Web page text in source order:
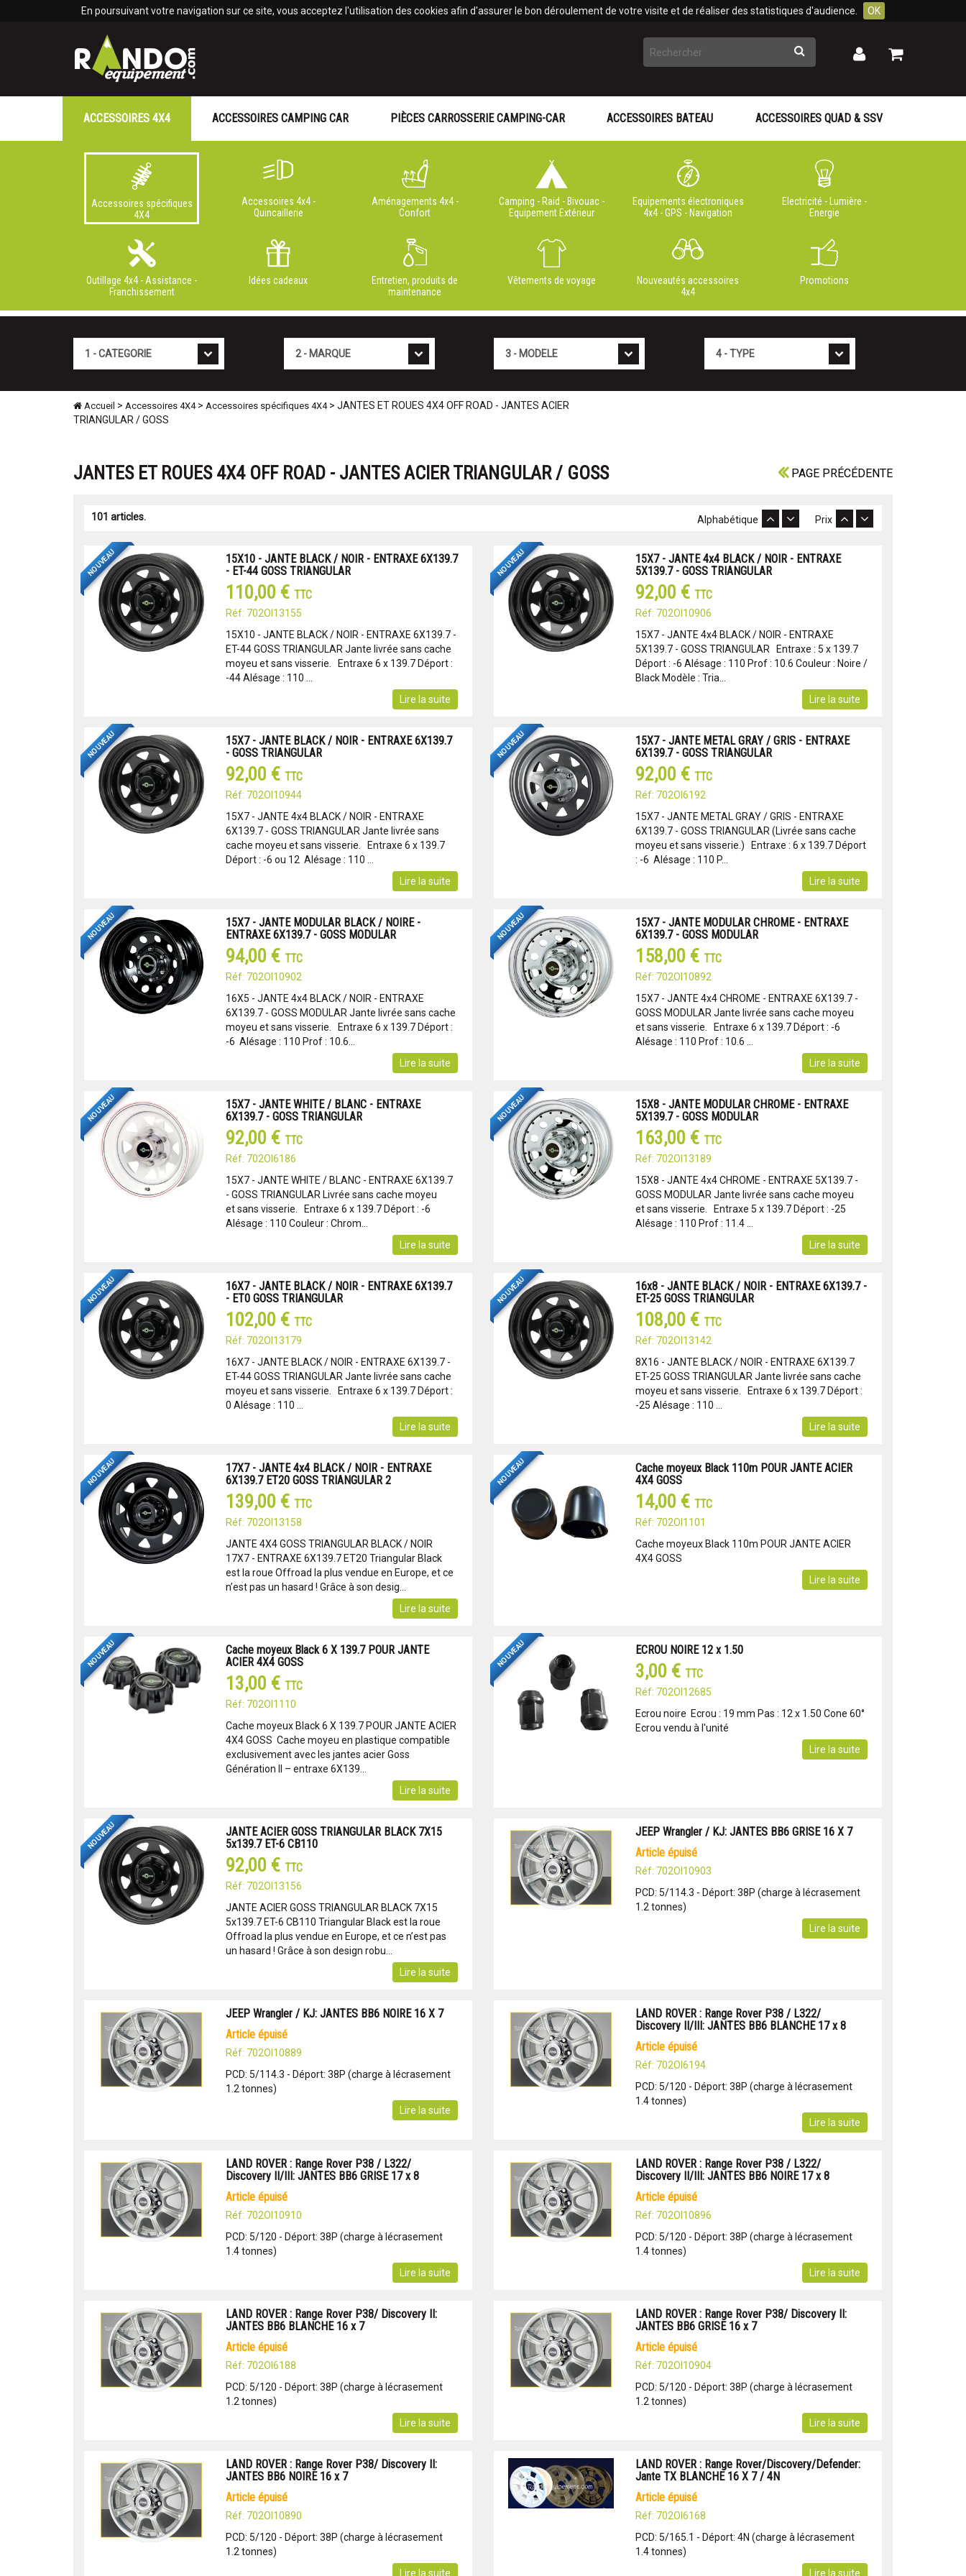
En poursuivant votre navigation sur ce site, vous acceptez l'utilisation des cookies afin d'assurer le bon déroulement de votre visite et de réaliser des statistiques d'audience. OK
Rechercher Mon
Mon
ACCESSOIRES 4X4
Accessoires spécifiques
4X4
Accessoires 4x4 -
Quincaillerie
Aménagements 4x4 -
Confort
Camping - Raid - Bivouac -
Equipement Extérieur
Equipements électroniques
4x4 - GPS - Navigation
Electricité - Lumière -
Energie
Outillage 4x4 - Assistance -
Franchissement
Idées cadeaux
Entretien, produits de
maintenance
Vêtements de voyage
Nouveautés accessoires
4x4
Promotions
ACCESSOIRES CAMPING CAR PIÈCES CARROSSERIE CAMPING-CAR ACCESSOIRES BATEAU ACCESSOIRES QUAD & SSV
Accueil > Accessoires 4X4> Accessoires spécifiques 4X4> JANTES ET ROUES 4X4 OFF ROAD - JANTES ACIER
TRIANGULAR / GOSS
PAGE PRÉCÉDENTE
JANTES ET ROUES 4X4 OFF ROAD - JANTES ACIER TRIANGULAR / GOSS
101 articles. Prix
Alphabétique
NOUVEAU
15X10 - JANTE BLACK / NOIR - ENTRAXE 6X139.7
- ET-44 GOSS TRIANGULAR
110,00 € TTC
Réf: 702OI13155
15X10 - JANTE BLACK / NOIR - ENTRAXE 6X139.7 -
ET-44 GOSS TRIANGULAR Jante livrée sans cache
moyeu et sans visserie. Entraxe 6 x 139.7 Déport :
-44 Alésage : 110 ...
Lire la suite
NOUVEAU
15X7 - JANTE 4x4 BLACK / NOIR - ENTRAXE
5X139.7 - GOSS TRIANGULAR
92,00 € TTC
Réf: 702OI10906
15X7 - JANTE 4x4 BLACK / NOIR - ENTRAXE
5X139.7 - GOSS TRIANGULAR Entraxe : 5 x 139.7
Déport : -6 Alésage : 110 Prof : 10.6 Couleur : Noire /
Black Modèle : Tria...
Lire la suite
NOUVEAU
15X7 - JANTE BLACK / NOIR - ENTRAXE 6X139.7
- GOSS TRIANGULAR
92,00 € TTC
Réf: 702OI10944
15X7 - JANTE 4x4 BLACK / NOIR - ENTRAXE
6X139.7 - GOSS TRIANGULAR Jante livrée sans
cache moyeu et sans visserie. Entraxe 6 x 139.7
Déport : -6 ou 12 Alésage : 110 ...
Lire la suite
NOUVEAU
15X7 - JANTE METAL GRAY / GRIS - ENTRAXE
6X139.7 - GOSS TRIANGULAR
92,00 € TTC
Réf: 702OI6192
15X7 - JANTE METAL GRAY / GRIS - ENTRAXE
6X139.7 - GOSS TRIANGULAR (Livrée sans cache
moyeu et sans visserie.) Entraxe : 6 x 139.7 Déport
: -6 Alésage : 110 P...
Lire la suite
NOUVEAU
15X7 - JANTE MODULAR BLACK / NOIRE -
ENTRAXE 6X139.7 - GOSS MODULAR
94,00 € TTC
Réf: 702OI10902
16X5 - JANTE 4x4 BLACK / NOIR - ENTRAXE
6X139.7 - GOSS MODULAR Jante livrée sans cache
moyeu et sans visserie. Entraxe 6 x 139.7 Déport :
-6 Alésage : 110 Prof : 10.6...
Lire la suite
NOUVEAU
15X7 - JANTE MODULAR CHROME - ENTRAXE
6X139.7 - GOSS MODULAR
158,00 € TTC
Réf: 702OI10892
15X7 - JANTE 4x4 CHROME - ENTRAXE 6X139.7 -
GOSS MODULAR Jante livrée sans cache moyeu
et sans visserie. Entraxe 6 x 139.7 Déport : -6
Alésage : 110 Prof : 10.6 ...
Lire la suite
NOUVEAU
15X7 - JANTE WHITE / BLANC - ENTRAXE
6X139.7 - GOSS TRIANGULAR
92,00 € TTC
Réf: 702OI6186
15X7 - JANTE WHITE / BLANC - ENTRAXE 6X139.7
- GOSS TRIANGULAR Livrée sans cache moyeu
et sans visserie. Entraxe 6 x 139.7 Déport : -6
Alésage : 110 Couleur : Chrom...
Lire la suite
NOUVEAU
15X8 - JANTE MODULAR CHROME - ENTRAXE
5X139.7 - GOSS MODULAR
163,00 € TTC
Réf: 702OI13189
15X8 - JANTE 4x4 CHROME - ENTRAXE 5X139.7 -
GOSS MODULAR Jante livrée sans cache moyeu
et sans visserie. Entraxe 5 x 139.7 Déport : -25
Alésage : 110 Prof : 11.4 ...
Lire la suite
NOUVEAU
16X7 - JANTE BLACK / NOIR - ENTRAXE 6X139.7
- ET0 GOSS TRIANGULAR
102,00 € TTC
Réf: 702OI13179
16X7 - JANTE BLACK / NOIR - ENTRAXE 6X139.7 -
ET-44 GOSS TRIANGULAR Jante livrée sans cache
moyeu et sans visserie. Entraxe 6 x 139.7 Déport :
0 Alésage : 110 ...
Lire la suite
NOUVEAU
16x8 - JANTE BLACK / NOIR - ENTRAXE 6X139.7 -
ET-25 GOSS TRIANGULAR
108,00 € TTC
Réf: 702OI13142
8X16 - JANTE BLACK / NOIR - ENTRAXE 6X139.7
ET-25 GOSS TRIANGULAR Jante livrée sans cache
moyeu et sans visserie. Entraxe 6 x 139.7 Déport :
-25 Alésage : 110 ...
Lire la suite
NOUVEAU
17X7 - JANTE 4x4 BLACK / NOIR - ENTRAXE
6X139.7 ET20 GOSS TRIANGULAR 2
139,00 € TTC
Réf: 702OI13158
JANTE 4X4 GOSS TRIANGULAR BLACK / NOIR
17X7 - ENTRAXE 6X139.7 ET20 Triangular Black
est la roue Offroad la plus vendue en Europe, et ce
n’est pas un hasard ! Grâce à son desig...
Lire la suite
NOUVEAU
Cache moyeux Black 110m POUR JANTE ACIER
4X4 GOSS
14,00 € TTC
Réf: 702OI1101
Cache moyeux Black 110m POUR JANTE ACIER
4X4 GOSS
Lire la suite
NOUVEAU
Cache moyeux Black 6 X 139.7 POUR JANTE
ACIER 4X4 GOSS
13,00 € TTC
Réf: 702OI1110
Cache moyeux Black 6 X 139.7 POUR JANTE ACIER
4X4 GOSS Cache moyeu en plastique compatible
exclusivement avec les jantes acier Goss
Génération II – entraxe 6X139...
Lire la suite
NOUVEAU ECROU NOIRE 12 x 1.50
3,00 € TTC
Réf: 702OI12685
Ecrou noire Ecrou : 19 mm Pas : 12 x 1.50 Cone 60°
Ecrou vendu à l'unité
Lire la suite
NOUVEAU
JANTE ACIER GOSS TRIANGULAR BLACK 7X15
5x139.7 ET-6 CB110
92,00 € TTC
Réf: 702OI13156
JANTE ACIER GOSS TRIANGULAR BLACK 7X15
5x139.7 ET-6 CB110 Triangular Black est la roue
Offroad la plus vendue en Europe, et ce n’est pas
un hasard ! Grâce à son design robu...
Lire la suite
JEEP Wrangler / KJ: JANTES BB6 GRISE 16 X 7
article épuisé
Réf: 702OI10903
PCD: 5/114.3 - Déport: 38P (charge à lécrasement
1.2 tonnes)
Lire la suite
JEEP Wrangler / KJ: JANTES BB6 NOIRE 16 X 7
article épuisé
Réf: 702OI10889
PCD: 5/114.3 - Déport: 38P (charge à lécrasement
1.2 tonnes)
Lire la suite
LAND ROVER : Range Rover P38 / L322/
Discovery II/III: JANTES BB6 BLANCHE 17 x 8
article épuisé
Réf: 702OI6194
PCD: 5/120 - Déport: 38P (charge à lécrasement
1.4 tonnes)
Lire la suite
LAND ROVER : Range Rover P38 / L322/
Discovery II/III: JANTES BB6 GRISE 17 x 8
article épuisé
Réf: 702OI10910
PCD: 5/120 - Déport: 38P (charge à lécrasement
1.4 tonnes)
Lire la suite
LAND ROVER : Range Rover P38 / L322/
Discovery II/III: JANTES BB6 NOIRE 17 x 8
article épuisé
Réf: 702OI10896
PCD: 5/120 - Déport: 38P (charge à lécrasement
1.4 tonnes)
Lire la suite
LAND ROVER : Range Rover P38/ Discovery II:
JANTES BB6 BLANCHE 16 x 7
article épuisé
Réf: 702OI6188
PCD: 5/120 - Déport: 38P (charge à lécrasement
1.2 tonnes)
Lire la suite
LAND ROVER : Range Rover P38/ Discovery II:
JANTES BB6 GRISE 16 x 7
article épuisé
Réf: 702OI10904
PCD: 5/120 - Déport: 38P (charge à lécrasement
1.2 tonnes)
Lire la suite
LAND ROVER : Range Rover P38/ Discovery II:
JANTES BB6 NOIRE 16 x 7
article épuisé
Réf: 702OI10890
PCD: 5/120 - Déport: 38P (charge à lécrasement
1.2 tonnes)
Lire la suite
LAND ROVER : Range Rover/Discovery/Defender:
Jante TX BLANCHE 16 X 7 / 4N
article épuisé
Réf: 702OI6168
PCD: 5/165.1 - Déport: 4N (charge à lécrasement
1.4 tonnes)
Lire la suite
Panneau de gestion des cookies